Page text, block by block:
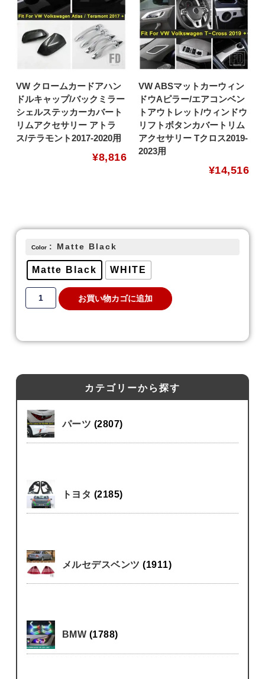
カテゴリーから探す
パーツ (2807)
トヨタ (2185)
メルセデスベンツ(1911)
BMW (1788)
VW クロームカードアハン
ドルキャップ/バックミラー
シェルステッカーカバート
リムアクセサリー アトラ
ス/テラモント2017-2020用
¥8,816
VW ABSマットカーウィン
ドウAピラー/エアコンベン
トアウトレット/ウィンドウ
リフトボタンカバートリム
アクセサリー Tクロス2019-
2023用
¥14,516
Color : Matte Black
Matte Black WHITE
お買い物カゴに追加